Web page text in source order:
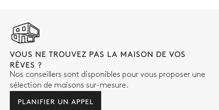
VOUS NE TROUVEZ PAS LA MAISON DE VOS
RÊVES ?
Nos conseillers sont disponibles pour vous proposer une
sélection de maisons sur-mesure.
PLANIFIER UN APPEL